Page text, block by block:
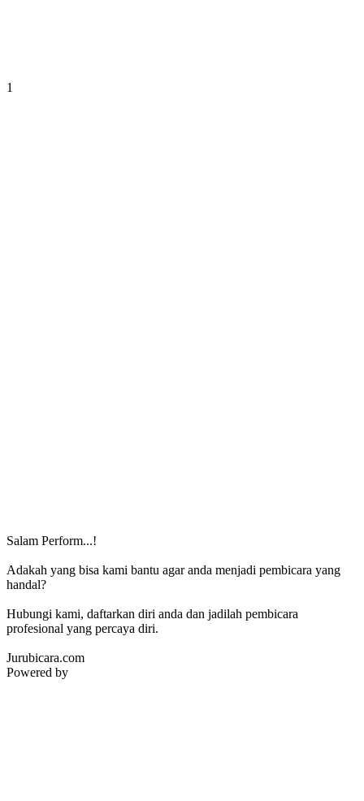
1
Salam Perform...!
Adakah yang bisa kami bantu agar anda menjadi pembicara yang
handal?
Hubungi kami, daftarkan diri anda dan jadilah pembicara
profesional yang percaya diri.
Jurubicara.com
Powered by